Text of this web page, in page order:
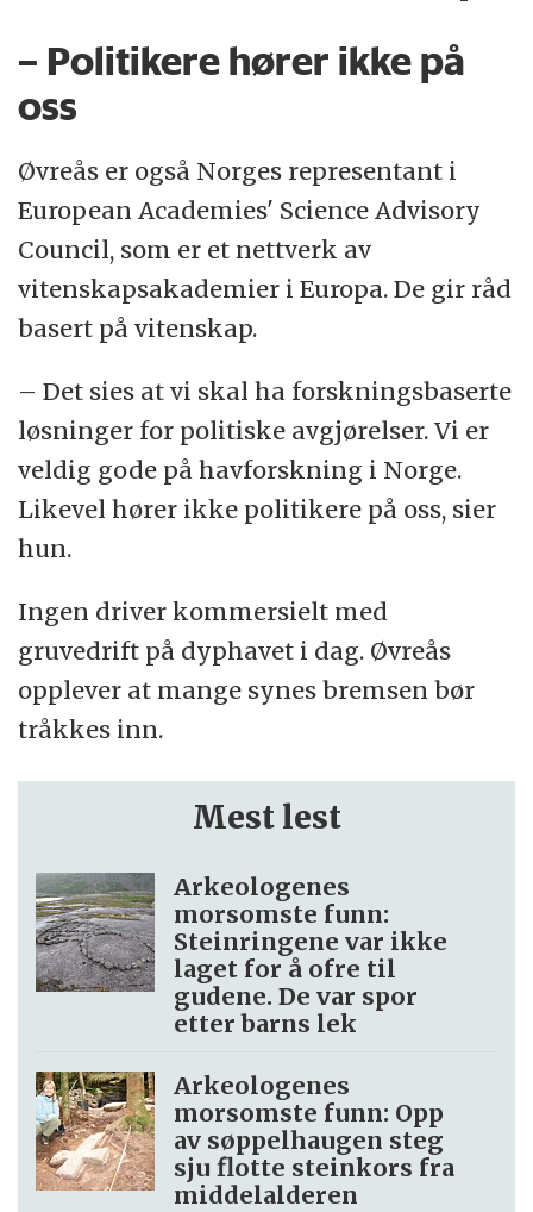
– Politikere hører ikke på
oss
Øvreås er også Norges representant i
European Academies' Science Advisory
Council, som er et nettverk av
vitenskapsakademier i Europa. De gir råd
basert på vitenskap.
– Det sies at vi skal ha forskningsbaserte
løsninger for politiske avgjørelser. Vi er
veldig gode på havforskning i Norge.
Likevel hører ikke politikere på oss, sier
hun.
Ingen driver kommersielt med
gruvedrift på dyphavet i dag. Øvreås
opplever at mange synes bremsen bør
tråkkes inn.
Mest lest
Arkeologenes
morsomste funn:
Steinringene var ikke
laget for å ofre til
gudene. De var spor
etter barns lek
Arkeologenes
morsomste funn: Opp
av søppel­haugen steg
sju flotte steinkors fra
middelalderen